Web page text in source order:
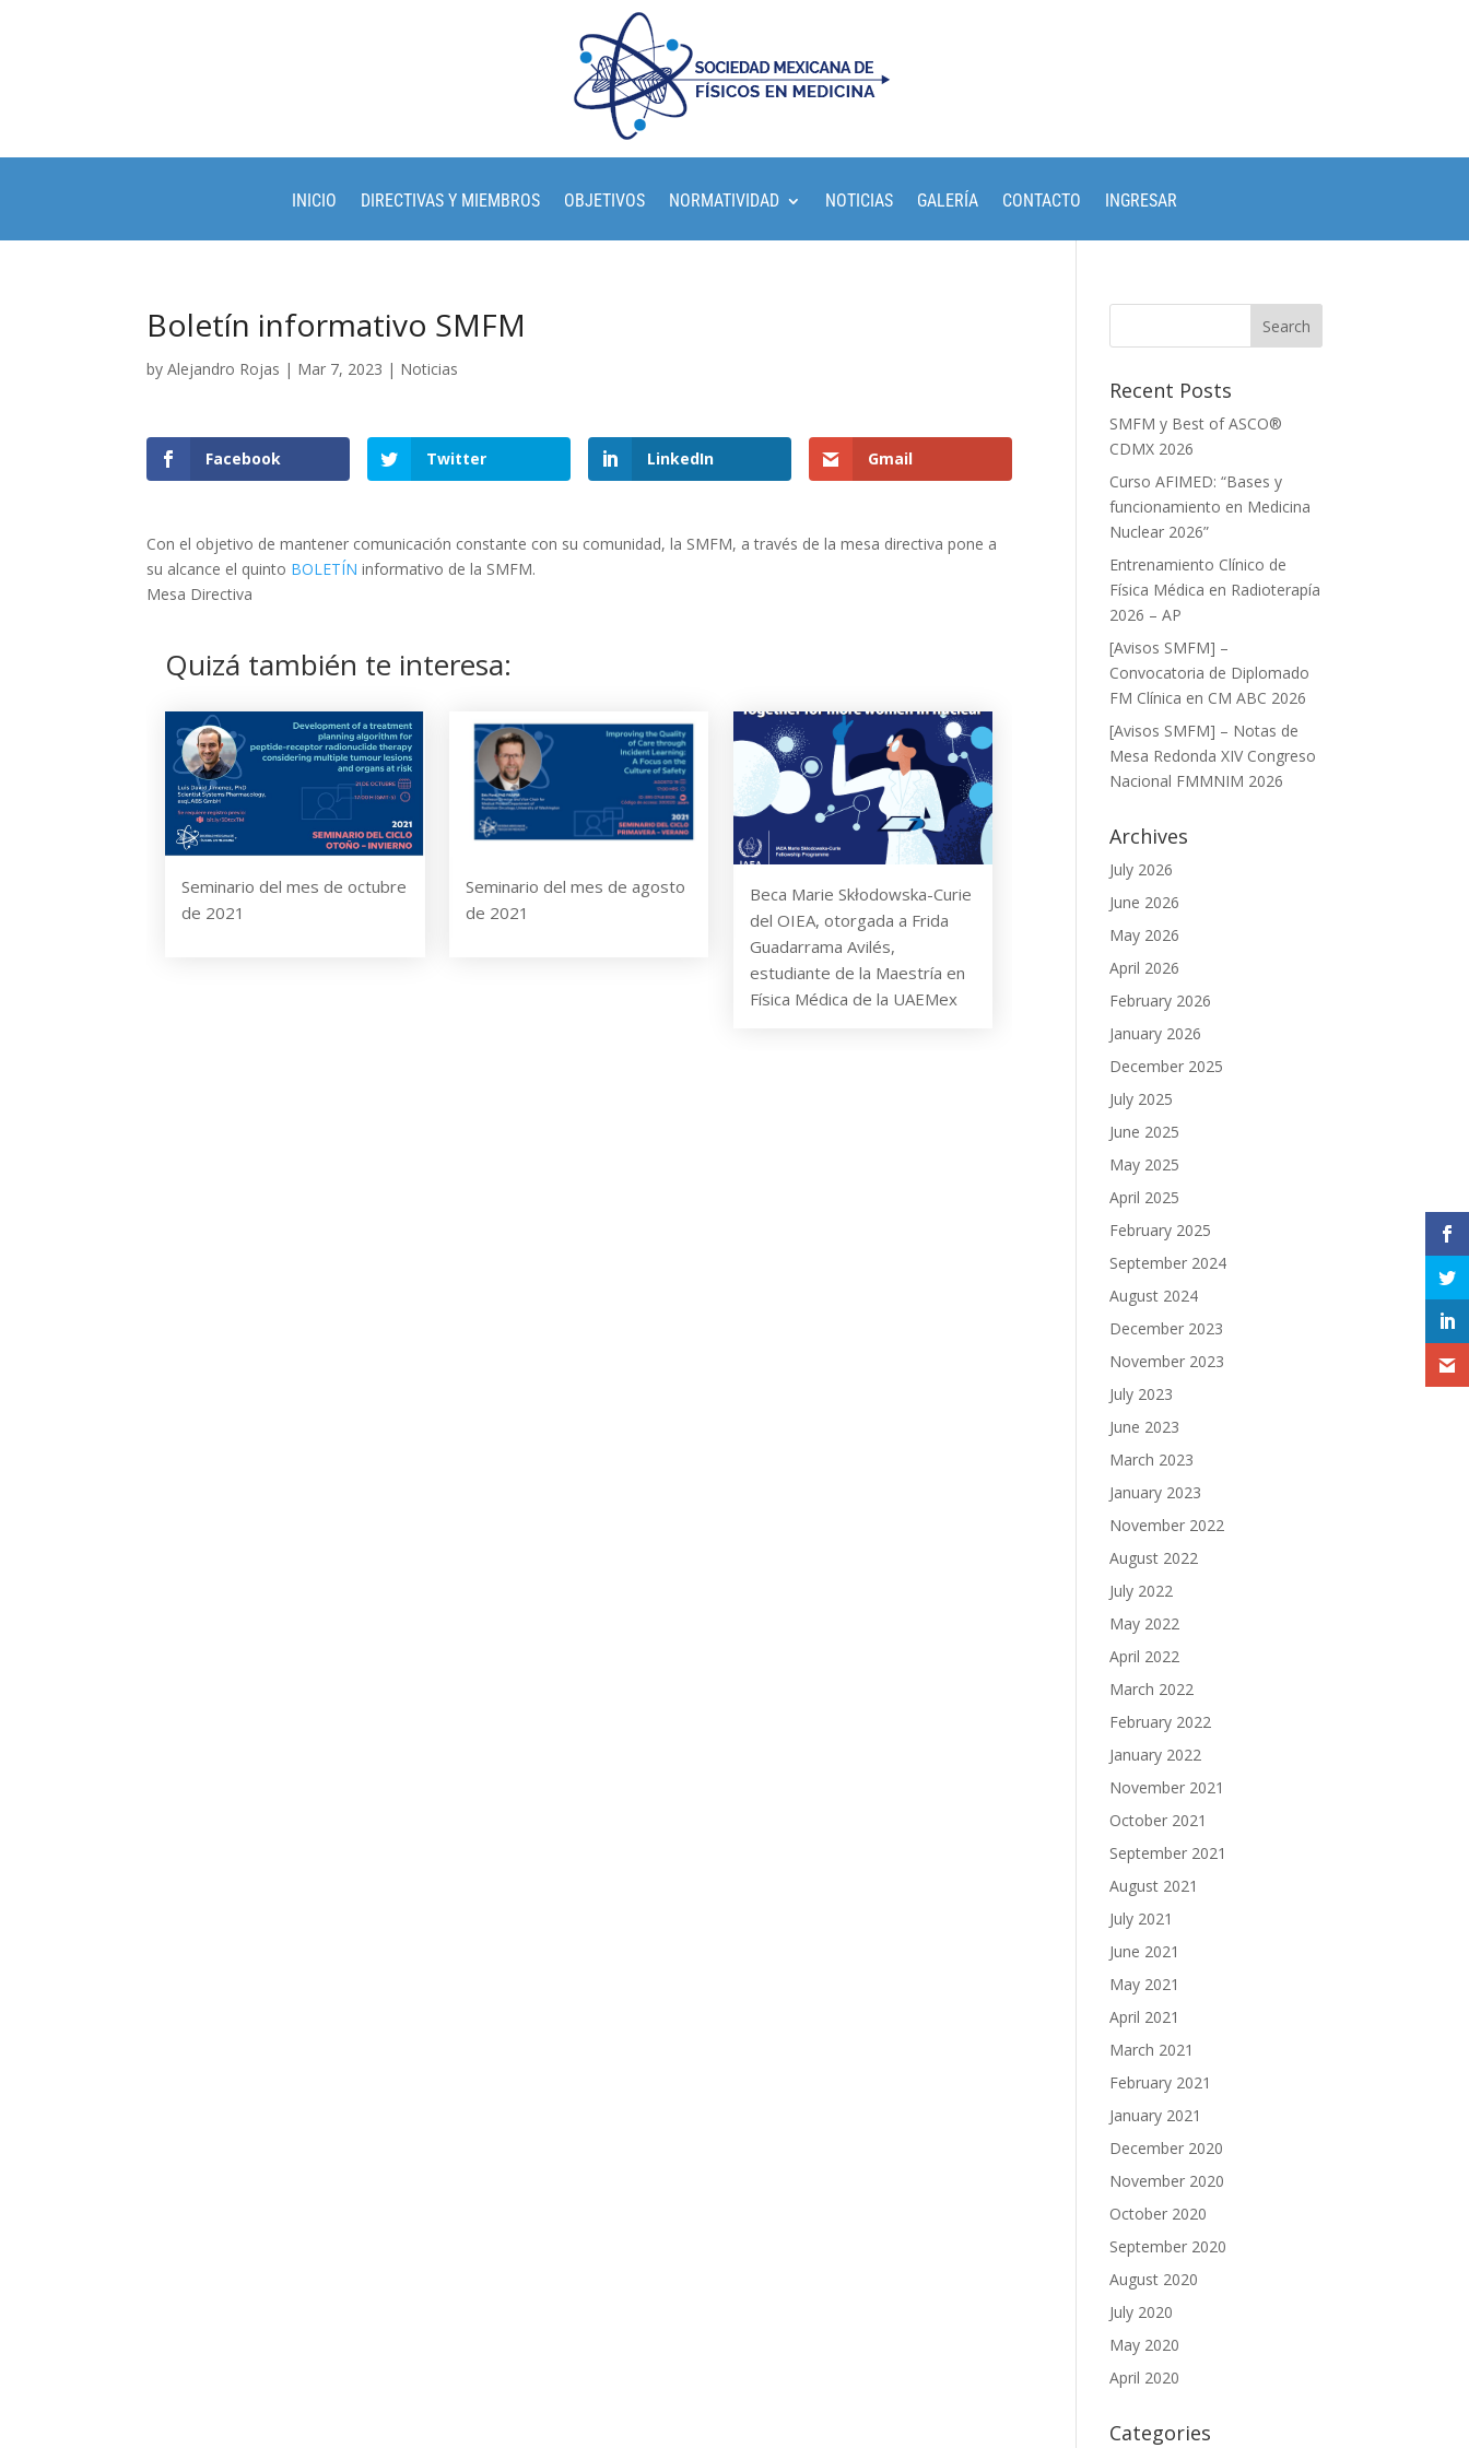
INICIO DIRECTIVAS Y MIEMBROS OBJETIVOS NORMATIVIDAD NOTICIAS GALERÍA CONTACTO INGRESAR
Boletín informativo SMFM
byAlejandro Rojas | Mar 7, 2023 | Noticias
Facebook Twitter LinkedIn Gmail
Con el objetivo de mantener comunicación constante con su comunidad, la SMFM, a través de la mesa directiva pone a
su alcance el quinto BOLETÍN informativo de la SMFM.
Mesa Directiva
Quizá también te interesa:
Seminario del mes de octubre
de 2021
Seminario del mes de agosto
de 2021
Beca Marie Skłodowska-Curie
del OIEA, otorgada a Frida
Guadarrama Avilés,
estudiante de la Maestría en
Física Médica de la UAEMex
Recent Posts
SMFM y Best of ASCO®
CDMX 2026
Curso AFIMED: “Bases y
funcionamiento en Medicina
Nuclear 2026”
Entrenamiento Clínico de
Física Médica en Radioterapía
2026 – AP
[Avisos SMFM] –
Convocatoria de Diplomado
FM Clínica en CM ABC 2026
[Avisos SMFM] – Notas de
Mesa Redonda XIV Congreso
Nacional FMMNIM 2026
Archives
July 2026
June 2026
May 2026
April 2026
February 2026
January 2026
December 2025
July 2025
June 2025
May 2025
April 2025
February 2025
September 2024
August 2024
December 2023
November 2023
July 2023
June 2023
March 2023
January 2023
November 2022
August 2022
July 2022
May 2022
April 2022
March 2022
February 2022
January 2022
November 2021
October 2021
September 2021
August 2021
July 2021
June 2021
May 2021
April 2021
March 2021
February 2021
January 2021
December 2020
November 2020
October 2020
September 2020
August 2020
July 2020
May 2020
April 2020
Categories